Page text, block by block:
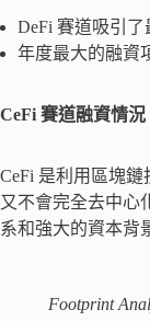
DeFi 賽道吸引了
年度最大的融資
CeFi 賽道融資情況
CeFi 是利用區塊
又不會完全去中心
系和強大的資本背
Footprint